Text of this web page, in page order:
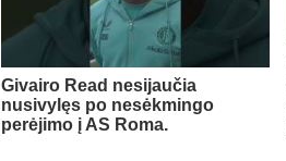
Givairo Read nesijaučia
nusivylęs po nesėkmingo
perėjimo į AS Roma.